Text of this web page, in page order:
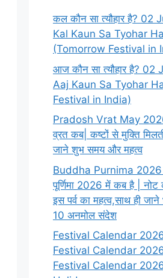
कल कौन सा त्यौहार है? 02
Kal Kaun Sa Tyohar
(Tomorrow Festival in
आज कौन सा त्यौहार है? 02
Aaj Kaun Sa Tyohar
Festival in India)
Pradosh Vrat May
व्रत कब| कष्टों से मुक्ति
जाने शुभ समय और महत्व
Buddha Purnima 2026
पूर्णिमा 2026 में कब है | नोट
इस पर्व का महत्व,साथ ही
10 अनमोल संदेश
Festival Calendar
Festival Calendar
Festival Calendar